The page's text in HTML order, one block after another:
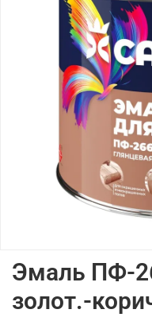
Эмаль ПФ-
золот.-